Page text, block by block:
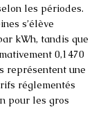
les périodes.
s’élève
kWh, tandis que
0,1470
représentent une
réglementés
pour les gros